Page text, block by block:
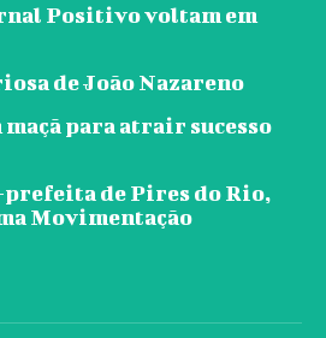
Positivo voltam em
de João Nazareno
maçã para atrair sucesso
prefeita de Pires do Rio,
Movimentação